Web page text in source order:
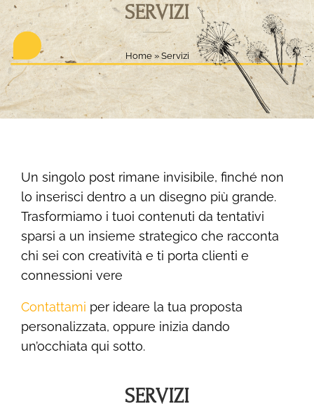
SERVIZI
Home»Servizi
Un singolo post rimane invisibile, finché non
lo inserisci dentro a un disegno più grande.
Trasformiamo i tuoi contenuti da tentativi
sparsi a un insieme strategico che racconta
chi sei con creatività e ti porta clienti e
connessioni vere
Contattami per ideare la tua proposta
personalizzata, oppure inizia dando
un’occhiata qui sotto.
SERVIZI